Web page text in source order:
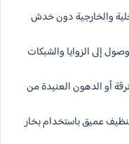
والخارجية دون خدش
إلى الزوايا والشبكات
أو الدهون العنيدة من
عميق باستخدام بخار